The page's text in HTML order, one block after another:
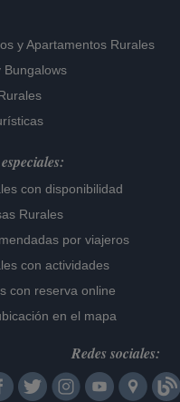
yApartamentos Rurales
Bungalows
con disponibilidad
Rurales
por viajeros
con actividades
con reserva online
en el mapa
Redes sociales: